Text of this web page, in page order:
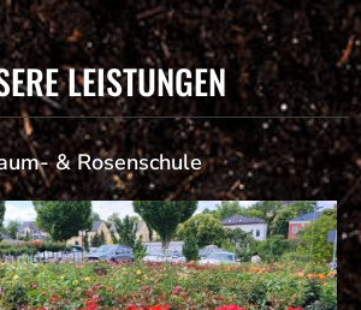
LEISTUNGEN
& Rosenschule